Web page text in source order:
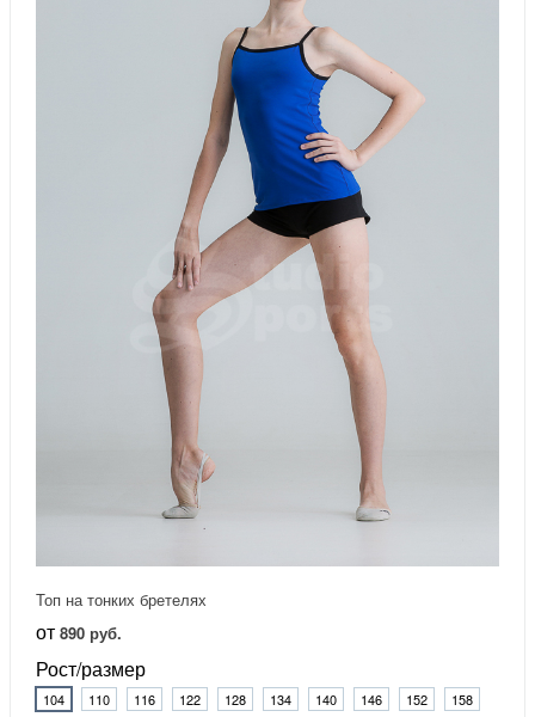
Топ на тонких бретелях
от 890 руб.
Рост/размер
104 110 116 122 128 134 140 146 152
158